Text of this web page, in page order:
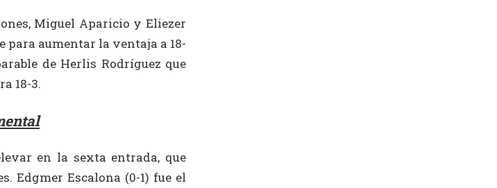
Miguel Aparicio y Eliezer
para aumentar la ventaja a 18-
de Herlis Rodríguez que
18-3.
en la sexta entrada, que
Edgmer Escalona (0-1) fue el